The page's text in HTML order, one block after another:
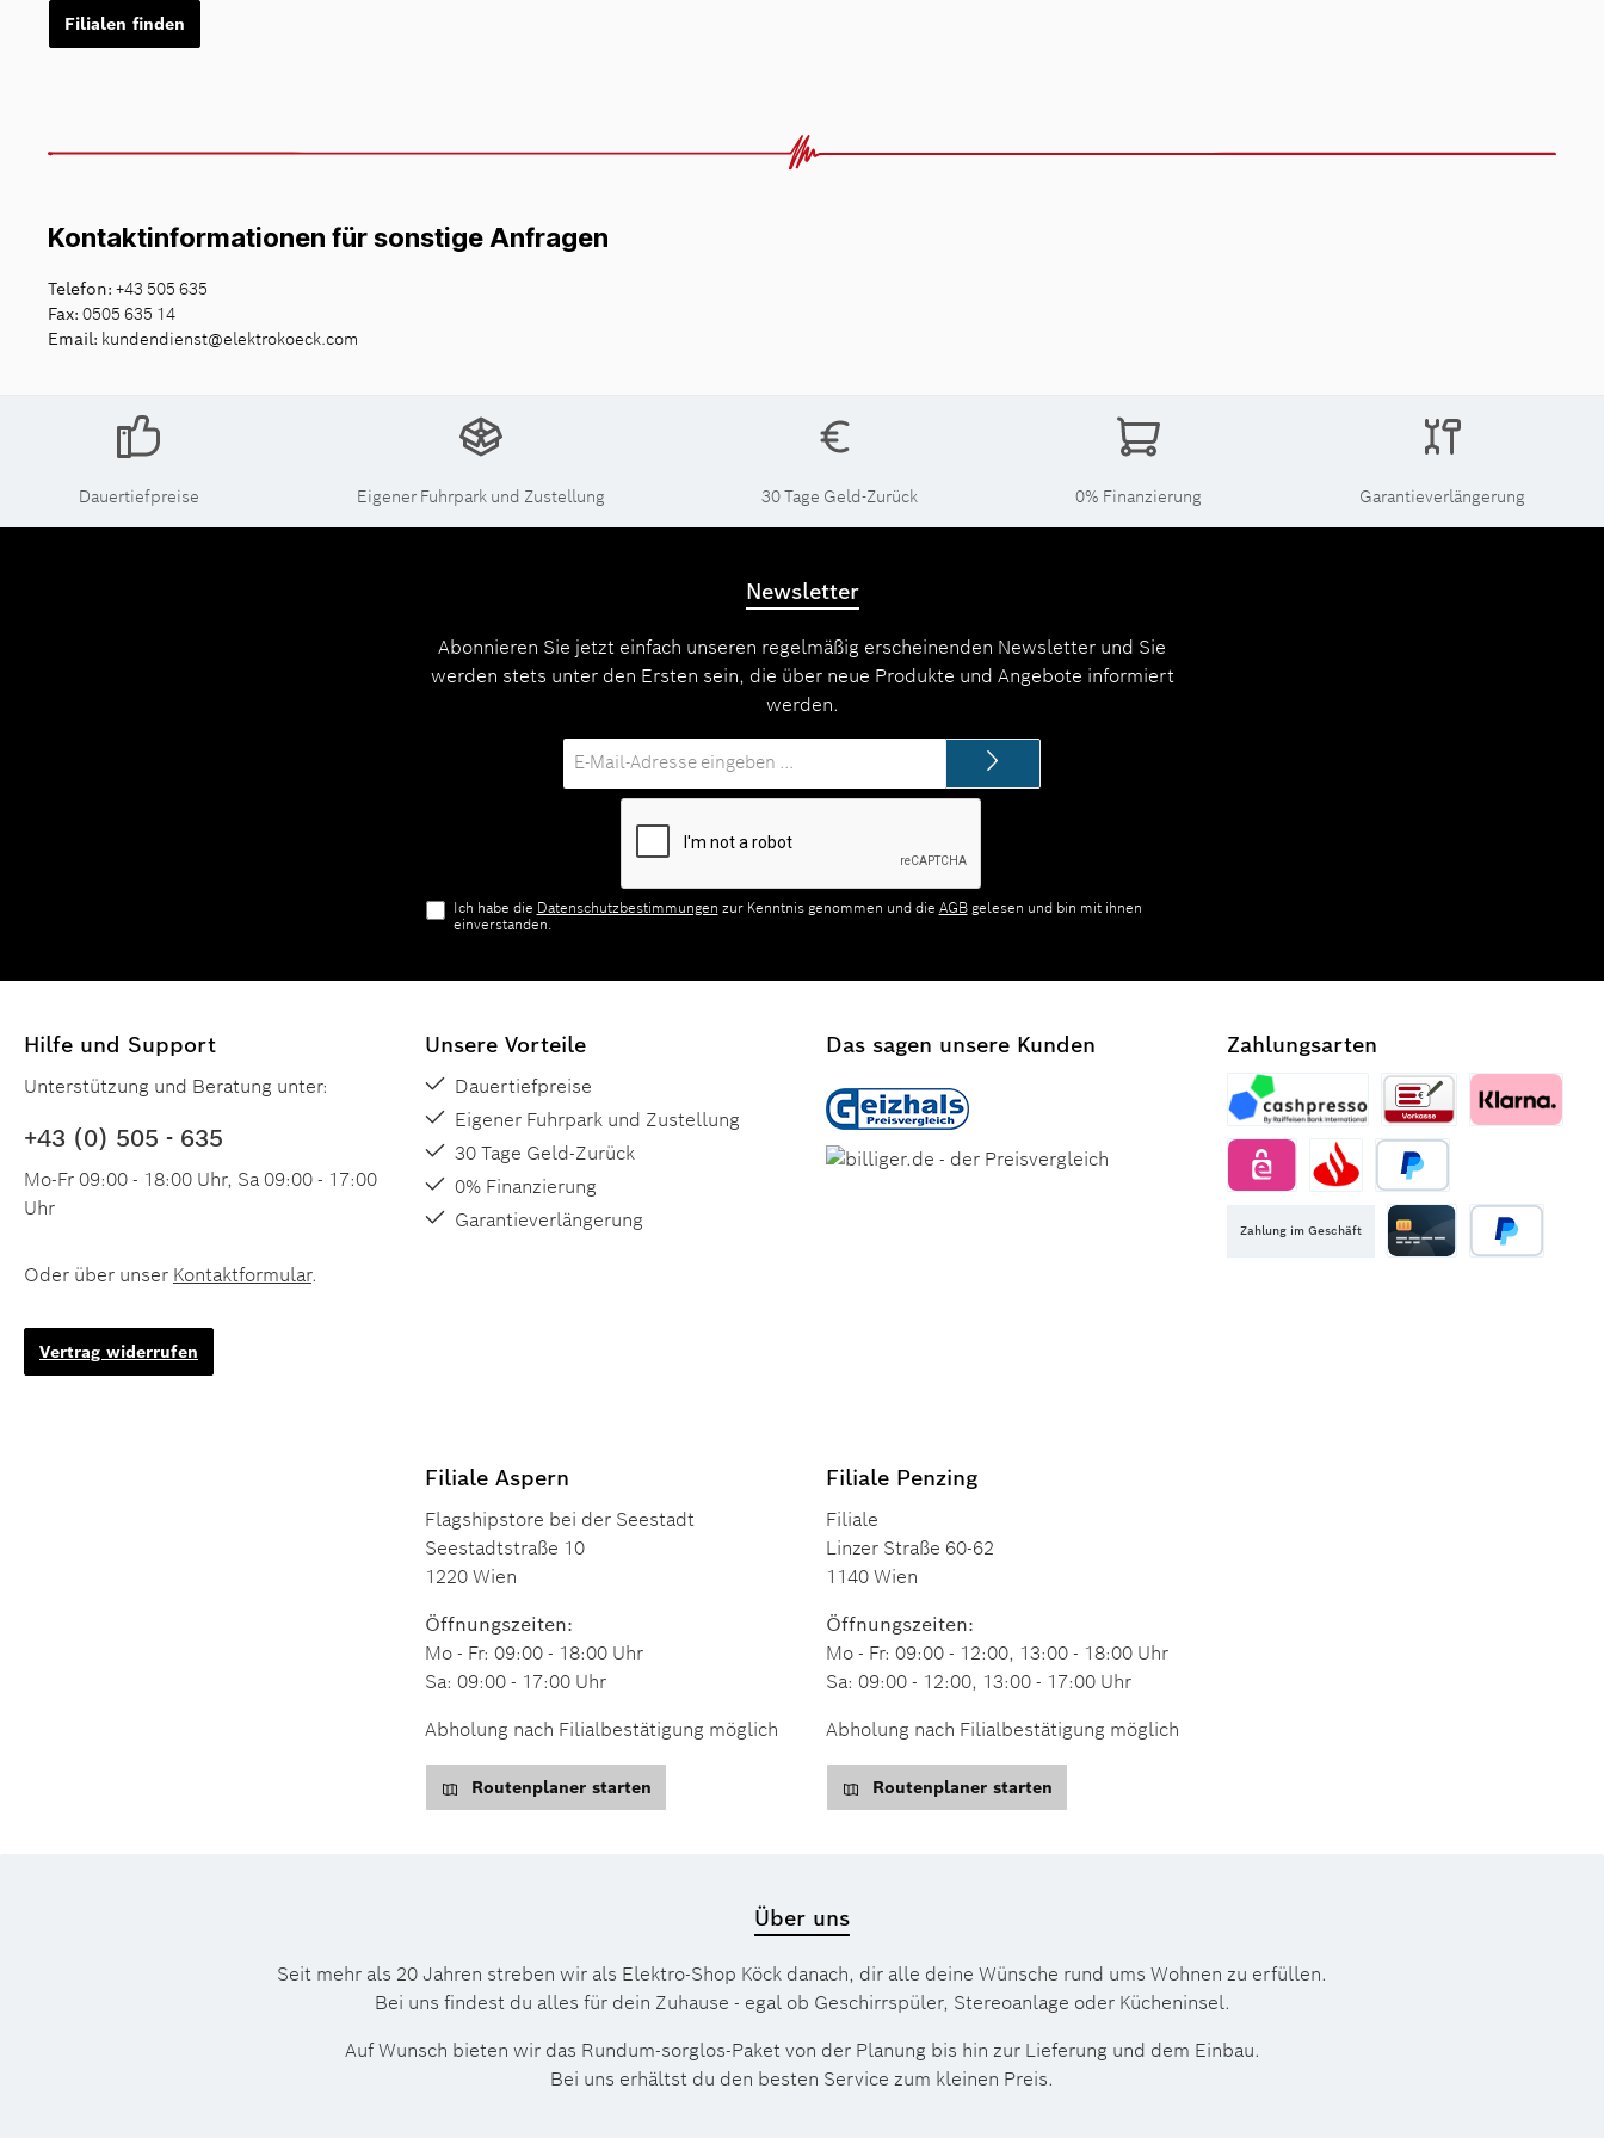
Filialen finden
Kontaktinformationen für sonstige Anfragen
Telefon: +43 505 635
Fax: 0505 635 14
Email: kundendienst@elektrokoeck.com
Dauertiefpreise Eigener Fuhrpark und Zustellung 30 Tage Geld-Zurück 0% Finanzierung Garantieverlängerung
Newsletter
Abonnieren Sie jetzt einfach unseren regelmäßig erscheinenden Newsletter und Sie
werden stets unter den Ersten sein, die über neue Produkte und Angebote informiert
werden.
Mail-
Adresse*
Ich habe die Datenschutzbestimmungen zur Kenntnis genommen und die AGBgelesen und bin mit ihnen
einverstanden.
Hilfe und Support
Unterstützung und Beratung unter:
+43 (0) 505 - 635
Mo-Fr 09:00 - 18:00 Uhr, Sa 09:00 - 17:00
Uhr
Oder über unser Kontaktformular.
Vertrag widerrufen
Unsere Vorteile
Dauertiefpreise
Eigener Fuhrpark und Zustellung
30 Tage Geld-Zurück
0% Finanzierung
Garantieverlängerung
Das sagen unsere Kunden Zahlungsarten
Zahlung im Geschäft
Filiale Aspern
Flagshipstore bei der Seestadt
Seestadtstraße 10
1220 Wien
Öffnungszeiten:
Mo - Fr: 09:00 - 18:00 Uhr
Sa: 09:00 - 17:00 Uhr
Abholung nach Filialbestätigung möglich
Routenplaner starten
Filiale Penzing
Filiale
Linzer Straße 60-62
1140 Wien
Öffnungszeiten:
Mo - Fr: 09:00 - 12:00, 13:00 - 18:00 Uhr
Sa: 09:00 - 12:00, 13:00 - 17:00 Uhr
Abholung nach Filialbestätigung möglich
Routenplaner starten
Über uns
Seit mehr als 20 Jahren streben wir als Elektro-Shop Köck danach, dir alle deine Wünsche rund ums Wohnen zu erfüllen.
Bei uns findest du alles für dein Zuhause - egal ob Geschirrspüler, Stereoanlage oder Kücheninsel.
Auf Wunsch bieten wir das Rund­um-sorg­los-Pa­ket von der Planung bis hin zur Lieferung und dem Einbau.
Bei uns erhältst du den besten Service zum kleinen Preis.